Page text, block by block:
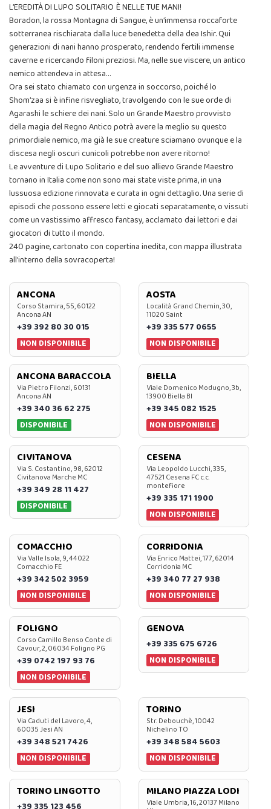
L’EREDITÀ DI LUPO SOLITARIO È NELLE TUE MANI!
Boradon, la rossa Montagna di Sangue, è un’immensa roccaforte
sotterranea rischiarata dalla luce benedetta della dea Ishir. Qui
generazioni di nani hanno prosperato, rendendo fertili immense
caverne e ricercando filoni preziosi. Ma, nelle sue viscere, un antico
nemico attendeva in attesa…
Ora sei stato chiamato con urgenza in soccorso, poiché lo
Shom’zaa si è infine risvegliato, travolgendo con le sue orde di
Agarashi le schiere dei nani. Solo un Grande Maestro provvisto
della magia del Regno Antico potrà avere la meglio su questo
primordiale nemico, ma già le sue creature sciamano ovunque e la
discesa negli oscuri cunicoli potrebbe non avere ritorno!
Le avventure di Lupo Solitario e del suo allievo Grande Maestro
tornano in Italia come non sono mai state viste prima, in una
lussuosa edizione rinnovata e curata in ogni dettaglio. Una serie di
episodi che possono essere letti e giocati separatamente, o vissuti
come un vastissimo affresco fantasy, acclamato dai lettori e dai
giocatori di tutto il mondo.
240 pagine, cartonato con copertina inedita, con mappa illustrata
all’interno della sovracoperta!
ANCONA
Corso Stamira, 55, 60122
Ancona AN
+39 392 80 30 015
NON DISPONIBILE
AOSTA
Località Grand Chemin, 30,
11020 Saint
+39 335 577 0655
NON DISPONIBILE
ANCONA BARACCOLA
Via Pietro Filonzi, 60131
Ancona AN
+39 340 36 62 275
DISPONIBILE
BIELLA
Viale Domenico Modugno, 3b,
13900 Biella BI
+39 345 082 1525
NON DISPONIBILE
CIVITANOVA
Via S. Costantino, 98, 62012
Civitanova Marche MC
+39 349 28 11 427
DISPONIBILE
CESENA
Via Leopoldo Lucchi, 335,
47521 Cesena FC c.c.
montefiore
+39 335 171 1900
NON DISPONIBILE
COMACCHIO
Via Valle Isola, 9, 44022
Comacchio FE
+39 342 502 3959
NON DISPONIBILE
CORRIDONIA
Via Enrico Mattei, 177, 62014
Corridonia MC
+39 340 77 27 938
NON DISPONIBILE
FOLIGNO
Corso Camillo Benso Conte di
Cavour, 2, 06034 Foligno PG
+39 0742 197 93 76
NON DISPONIBILE
GENOVA
+39 335 675 6726
NON DISPONIBILE
JESI
Via Caduti del Lavoro, 4,
60035 Jesi AN
+39 348 521 7426
NON DISPONIBILE
TORINO
Str. Debouchè, 10042
Nichelino TO
+39 348 584 5603
NON DISPONIBILE
TORINO LINGOTTO
+39 335 123 456
MILANO PIAZZA LODI
Viale Umbria, 16, 20137 Milano